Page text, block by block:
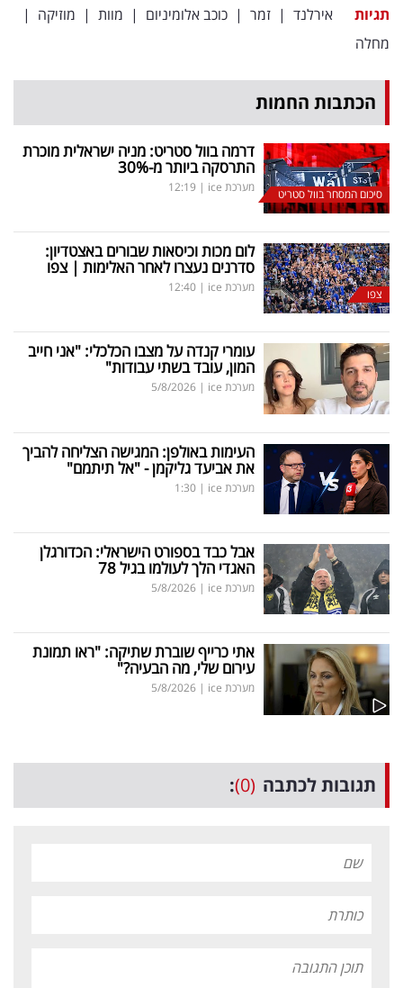
פרסמו
באייס
עקבו
אחרינו:
תגיות אירלנד | זמר | כוכב אלומיניום | מוות | מוזיקה |
מחלה
הכתבות החמות
סיכום המסחר בוול סטריט
דרמה בוול סטריט: מניה ישראלית מוכרת
התרסקה ביותר מ-30%
מערכת ice |
12:19
צפו
לום מכות וכיסאות שבורים באצטדיון:
סדרנים נעצרו לאחר האלימות | צפו
מערכת ice |
12:40
עומרי קנדה על מצבו הכלכלי: "אני חייב
המון, עובד בשתי עבודות"
מערכת ice |
5/8/2026
העימות באולפן: המגישה הצליחה להביך
את אביעד גליקמן - "אל תיתמם"
מערכת ice |
1:30
אבל כבד בספורט הישראלי: הכדורגלן
האגדי הלך לעולמו בגיל 78
מערכת ice |
5/8/2026
אתי כרייף שוברת שתיקה: "ראו תמונת
עירום שלי, מה הבעיה?"
מערכת ice |
5/8/2026
תגובות לכתבה (0)
: